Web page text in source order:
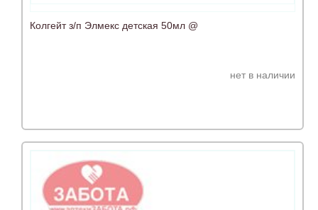
Колгейт з/п Элмекс детская 50мл @
нет в наличии